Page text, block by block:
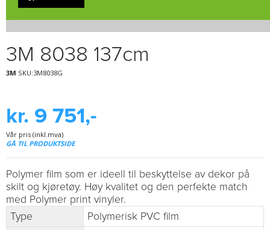
3M 8038 137cm
3M SKU:3M8038G
kr. 9 751,-
Vår pris (inkl.mva)
GÅ TIL PRODUKTSIDE
Polymer film som er ideell til beskyttelse av dekor på
skilt og kjøretøy. Høy kvalitet og den perfekte match
med Polymer print vinyler.
Type
Polymerisk PVC film